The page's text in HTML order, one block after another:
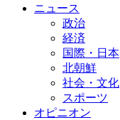
ニュース
政治
経済
国際・日本
北朝鮮
社会・文化
スポーツ
オピニオン